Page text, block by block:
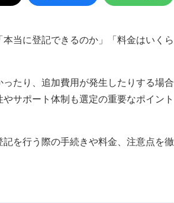
当に登記できるのか」「料金はいくら
たり、追加費用が発生したりする場合
サポート体制も選定の重要なポイント
を行う際の手続きや料金、注意点を徹